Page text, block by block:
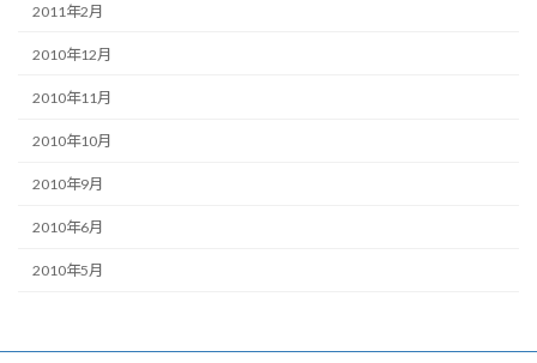
2011年2月
2010年12月
2010年11月
2010年10月
2010年9月
2010年6月
2010年5月